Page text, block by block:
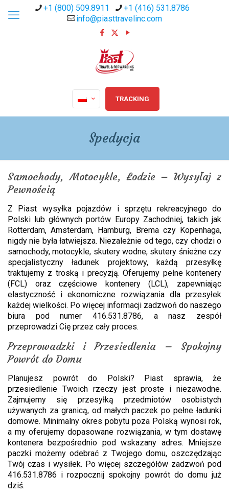
+1 (800) 509.8911
+1 (416) 531.8786
info@piasttravelinc.com
TRACKING
Spedycja
Samochody, Motocykle, Łodzie – Wysyłaj z
Pewnością
Z Piast wysyłka pojazdów i sprzętu rekreacyjnego do
Polski lub głównych portów Europy Zachodniej, takich jak
Rotterdam, Amsterdam, Hamburg, Brema czy Kopenhaga,
nigdy nie była łatwiejsza. Niezależnie od tego, czy chodzi o
samochody, motocykle, skutery wodne, skutery śnieżne czy
specjalistyczny ładunek projektowy, każdą przesyłkę
traktujemy z troską i precyzją. Oferujemy pełne kontenery
(FCL) oraz częściowe kontenery (LCL), zapewniając
elastyczność i ekonomiczne rozwiązania dla przesyłek
każdej wielkości. Po więcej informacji zadzwoń do naszego
biura pod numer 416.531.8786, a nasz zespół
przeprowadzi Cię przez cały proces.
Przeprowadzki i Przesiedlenia – Spokojny
Powrót do Domu
Planujesz powrót do Polski? Piast sprawia, że
przesiedlenie Twoich rzeczy jest proste i niezawodne.
Zajmujemy się przesyłką przedmiotów osobistych
używanych za granicą, od małych paczek po pełne ładunki
domowe. Minimalny okres pobytu poza Polską wynosi rok,
a my oferujemy dopasowane rozwiązania, w tym dostawę
kontenera bezpośrednio pod wskazany adres. Mniejsze
paczki możemy odebrać z Twojego domu, oszczędzając
Twój czas i wysiłek. Po więcej szczegółów zadzwoń pod
416.531.8786 i rozpocznij spokojny powrót do domu już
dziś.